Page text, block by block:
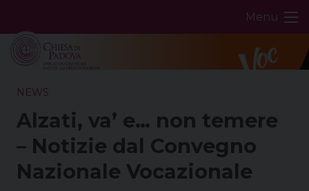
content
Menu
NEWS
Alzati, va’ e… non temere
– Notizie dal Convegno
Nazionale Vocazionale